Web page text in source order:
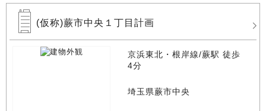
(仮称)蕨市中央１丁目計画
京浜東北・根岸線/蕨駅 徒歩
4分
埼玉県蕨市中央